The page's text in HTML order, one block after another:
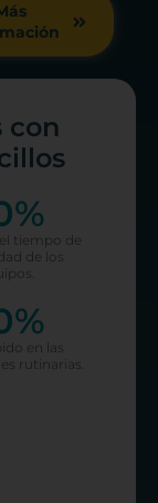
con
tiempo de
de los
%
en las
rutinarias.
%